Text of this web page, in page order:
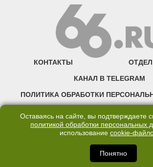
КОНТАКТЫ
КАНАЛ В TELEGRAM
ПОЛИТИКА ОБРАБОТКИ
©2007—2025 66.RU. Воспроизведение, сообщение,
правообладателя запрещено. Сетевое издание
Екатеринбурга — «66.ru» (18+) зарегистрировано
надзору в сфере связи, информационных технологий и
Оставаясь на сайте, вы подтверждаете
политикой обработки персональных
использование cookie-
Понятно